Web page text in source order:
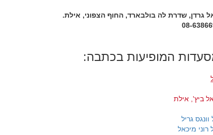
גרדן, שדרת לה בולבארד, החוף הצפוני, אילת.
המופיעות בכתבה:
ביץ', אילת
גריל
מיכאל